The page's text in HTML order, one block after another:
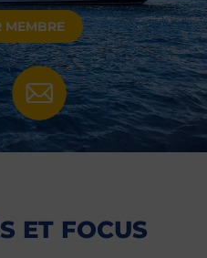
MEMBRE
ET FOCUS